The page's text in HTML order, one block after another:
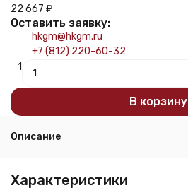
22 667 ₽
Оставить заявку:
hkgm@hkgm.ru
+7 (812) 220-60-32
1
В корзину
Описание
Характеристики